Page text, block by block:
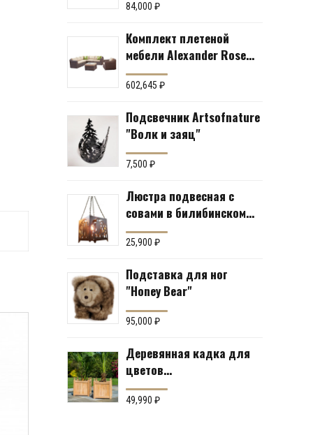
84,000 ₽
Комплект плетеной
мебели Alexander Rose
№43 (мебельная группа
для гостиной или
602,645 ₽
Подсвечник Artsofnature
"Волк и заяц"
7,500 ₽
Люстра подвесная с
совами в билибинском
стиле
25,900 ₽
Подставка для ног
"Honey Bear"
95,000 ₽
Деревянная кадка для
цветов
«Южноамериканский
тик» Производство:
49,990 ₽